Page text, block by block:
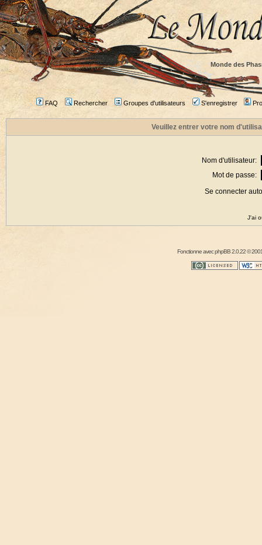
Monde des
FAQ Rechercher Groupes d'utilisateurs S'enregistrer
Veuillez entrer votre nom
Nom d'utilisateur:
Mot de passe:
Se connecter
J'ai
Fonctionne avecphpBB2.0.22 ©